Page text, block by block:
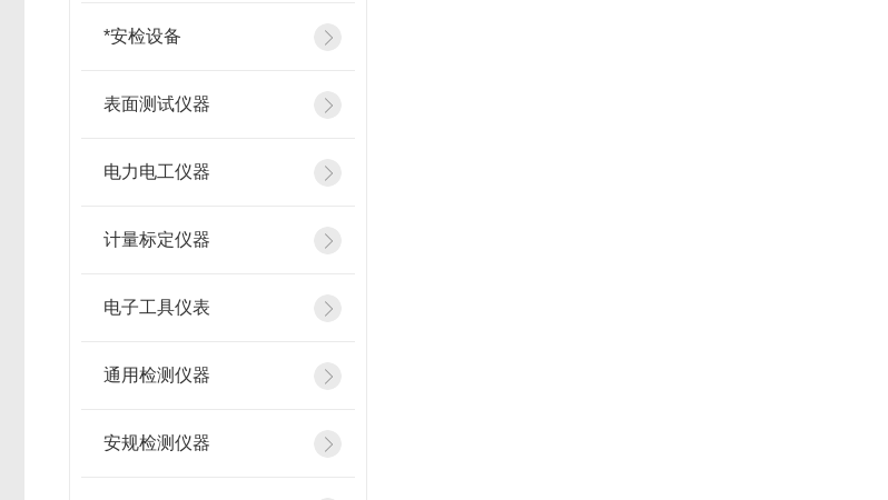
*安检设备
表面测试仪器
电力电工仪器
计量标定仪器
电子工具仪表
通用检测仪器
安规检测仪器